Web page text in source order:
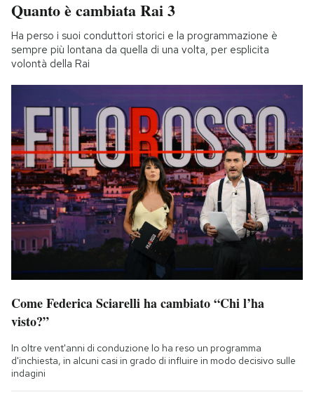
Quanto è cambiata Rai 3
Ha perso i suoi conduttori storici e la programmazione è
sempre più lontana da quella di una volta, per esplicita
volontà della Rai
Come Federica Sciarelli ha cambiato “Chi l’ha
visto?”
In oltre vent'anni di conduzione lo ha reso un programma
d'inchiesta, in alcuni casi in grado di influire in modo decisivo sulle
indagini